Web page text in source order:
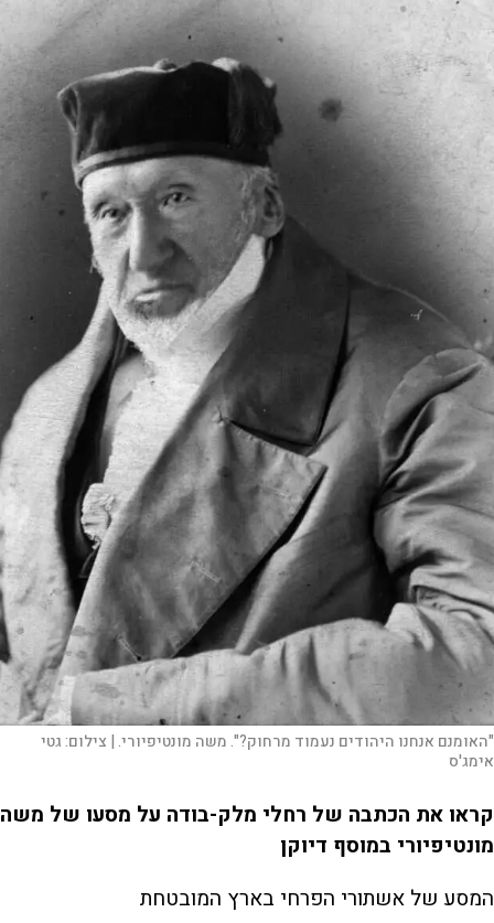
"האומנם אנחנו היהודים נעמוד מרחוק?". משה מונטיפיורי. | צילום:גטי
אימג'ס
קראו את הכתבה של רחלי מלק-בודה על מסעו של משה
מונטיפיורי במוסף דיוקן
המסע של אשתורי הפרחי בארץ המובטחת